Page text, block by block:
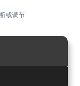
或调节